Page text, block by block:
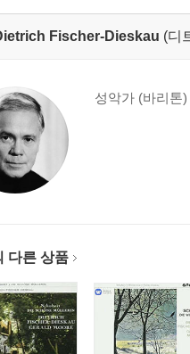
Fischer-Dieskau (디
성악가 (바리톤)
다른 상품